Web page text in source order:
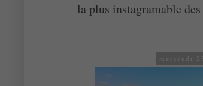
la plus instagramable
mercredi